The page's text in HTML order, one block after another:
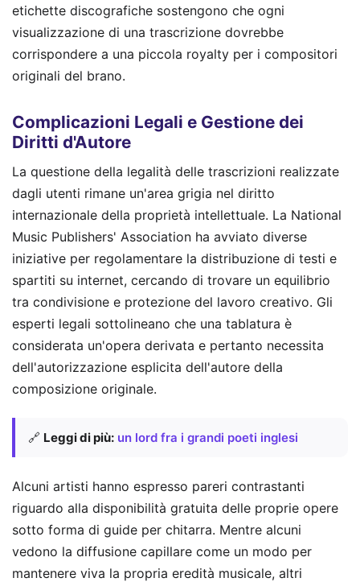
etichette discografiche sostengono che ogni
visualizzazione di una trascrizione dovrebbe
corrispondere a una piccola royalty per i compositori
originali del brano.
Complicazioni Legali e Gestione dei
Diritti d'Autore
La questione della legalità delle trascrizioni realizzate
dagli utenti rimane un'area grigia nel diritto
internazionale della proprietà intellettuale. La National
Music Publishers' Association ha avviato diverse
iniziative per regolamentare la distribuzione di testi e
spartiti su internet, cercando di trovare un equilibrio
tra condivisione e protezione del lavoro creativo. Gli
esperti legali sottolineano che una tablatura è
considerata un'opera derivata e pertanto necessita
dell'autorizzazione esplicita dell'autore della
composizione originale.
🔗 Leggi di più: un lord fra i grandi poeti inglesi
Alcuni artisti hanno espresso pareri contrastanti
riguardo alla disponibilità gratuita delle proprie opere
sotto forma di guide per chitarra. Mentre alcuni
vedono la diffusione capillare come un modo per
mantenere viva la propria eredità musicale, altri